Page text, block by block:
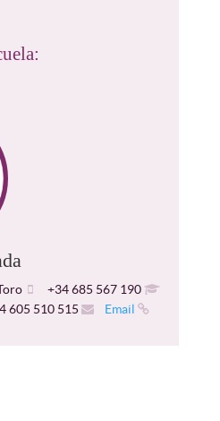
+34 685 567 190
605 510 515
Email